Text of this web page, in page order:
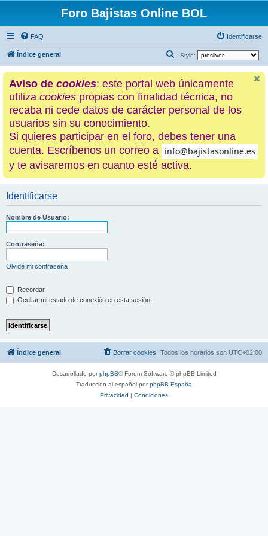
Foro Bajistas Online BOL
FAQ Identificarse
Índice general Style:
u
c
a
Aviso de cookies: este portal web únicamente
utiliza cookies propias con finalidad técnica, no
recaba ni cede datos de carácter personal de los
usuarios sin su conocimiento.
Si quieres participar en el foro, debes tener una
cuenta. Escríbenos un correo a
y te avisaremos en cuanto esté activa.
Identificarse
Nombre de Usuario:
Contraseña:
Olvidé mi contraseña
Recordar
Ocultar mi estado de conexión en esta sesión
Índice general Todos los horarios son UTC+02:00
Borrar cookies
Desarrollado porphpBB® Forum Software © phpBB Limited
Traducción al español porphpBB España
Privacidad | Condiciones